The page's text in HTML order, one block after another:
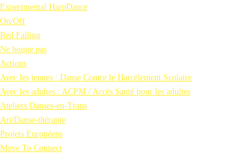
Experimental HarpDance
On/Off
Red Falling
Ne bouge pas
Actions
Avec les jeunes : Danse Contre le Harcèlement Scolaire
Avec les adultes : ACPM / Accès Santé pour les adultes
Ateliers Danses-en-Trans
Art/Danse-thérapie
Projets Européens
Move To Connect